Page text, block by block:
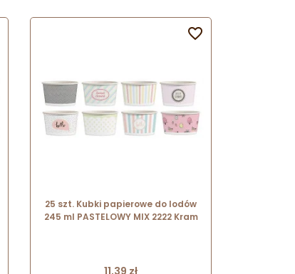
25 szt. Kubki papierowe do lodów
245 ml PASTELOWY MIX 2222 Kram
Cena
